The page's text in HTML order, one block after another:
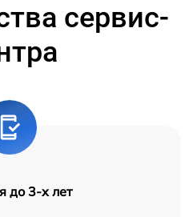
сервис-
до 3-х лет